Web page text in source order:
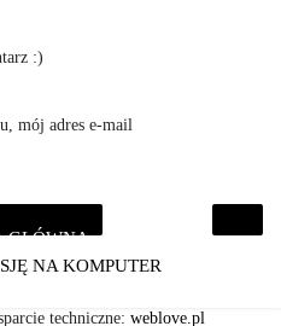
:)
mój adres e-mail
›
GŁÓWNA
NA KOMPUTER
techniczne: weblove.pl